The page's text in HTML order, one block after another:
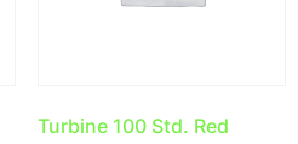
Turbine 100 Std. Red